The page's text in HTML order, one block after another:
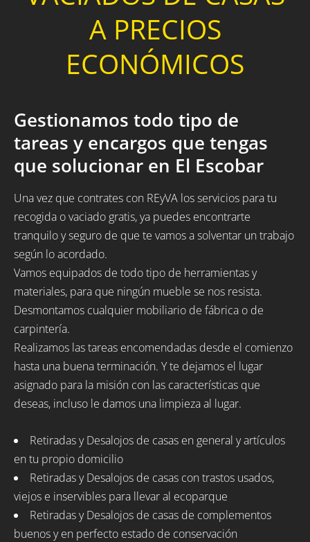
A PRECIOS
ECONÓMICOS
Gestionamos todo tipo de
tareas y encargos que tengas
que solucionar en El Escobar
Una vez que contrates con REyVA los servicios para tu
recogida o vaciado gratis, ya puedes encontrarte
tranquilo y seguro de que te vamos a solventar un trabajo
según lo acordado.
Vamos equipados de todo tipo de herramientas y
materiales, para que ningún mueble se nos resista.
Desmontamos cualquier mobiliario de fábrica o de
carpintería.
Realizamos las tareas encomendadas desde el comienzo
hasta una buena terminación. Y te dejamos el lugar
asignado para la misión con las características que
deseas, incluso le damos una limpieza al lugar.
Retiradas y Desalojos de casas en general y artículos
en tu propio domicilio
Retiradas y Desalojos de casas con trastos usados,
viejos e inservibles para llevar al ecoparque
Retiradas y Desalojos de casas de complementos
buenos y en perfecto estado de conservación